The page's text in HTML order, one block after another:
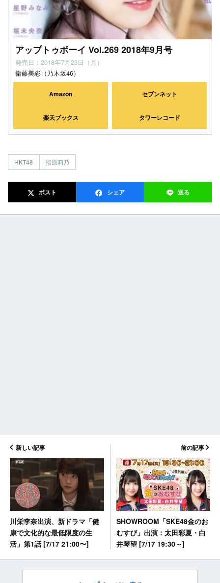
アップトゥボーイ Vol.269 2018年9月号
発売日：2018年7月23日（月）
衛藤美彩（乃木坂46）
Amazon セブンネット
楽天ブックス タワーレコード
HKT48 指原莉乃
ポスト シェア 送る
新しい記事
川栄李奈出演、新ドラマ「健
康で文化的な最低限度の生
活」第1話 [7/17 21:00〜]
前の記事
SHOWROOM「SKE48金のお
むすび」出演：太田彩夏・白
井琴望 [7/17 19:30～]